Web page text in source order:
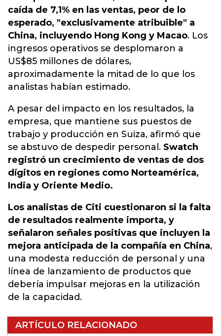
caída de 7,1% en las ventas, peor de lo
esperado, "exclusivamente atribuible" a
China, incluyendo Hong Kong y Macao. Los
ingresos operativos se desplomaron a
US$85 millones de dólares,
aproximadamente la mitad de lo que los
analistas habían estimado.
A pesar del impacto en los resultados, la
empresa, que mantiene sus puestos de
trabajo y producción en Suiza, afirmó que
se abstuvo de despedir personal. Swatch
registró un crecimiento de ventas de dos
dígitos en regiones como Norteamérica,
India y Oriente Medio.
Los analistas de Citi cuestionaron si la falta
de resultados realmente importa, y
señalaron señales positivas que incluyen la
mejora anticipada de la compañía en China,
una modesta reducción de personal y una
línea de lanzamiento de productos que
debería impulsar mejoras en la utilización
de la capacidad.
ARTÍCULO RELACIONADO